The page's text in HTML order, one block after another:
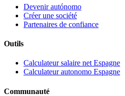
Devenir autónomo
Créer une société
Partenaires de confiance
Outils
Calculateur salaire net Espagne
Calculateur autonomo Espagne
Communauté